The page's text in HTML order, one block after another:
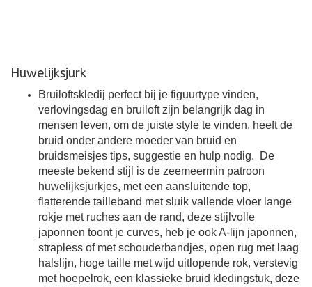
Huwelijksjurk
Bruiloftskledij perfect bij je figuurtype vinden,
verlovingsdag en bruiloft zijn belangrijk dag in
mensen leven, om de juiste style te vinden, heeft de
bruid onder andere moeder van bruid en
bruidsmeisjes tips, suggestie en hulp nodig. De
meeste bekend stijl is de zeemeermin patroon
huwelijksjurkjes, met een aansluitende top,
flatterende tailleband met sluik vallende vloer lange
rokje met ruches aan de rand, deze stijlvolle
japonnen toont je curves, heb je ook A-lijn japonnen,
strapless of met schouderbandjes, open rug met laag
halslijn, hoge taille met wijd uitlopende rok, verstevig
met hoepelrok, een klassieke bruid kledingstuk, deze